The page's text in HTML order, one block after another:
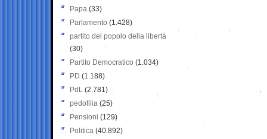
Papa (33)
Parlamento (1.428)
partito del popolo della libertà
(30)
Partito Democratico (1.034)
PD (1.188)
PdL (2.781)
pedofilia (25)
Pensioni (129)
Politica (40.892)